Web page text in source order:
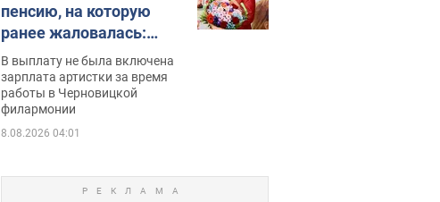
пенсию, на которую
ранее жаловалась:
сколько получала
певица
В выплату не была включена
зарплата артистки за время
работы в Черновицкой
филармонии
8.08.2026 04:01